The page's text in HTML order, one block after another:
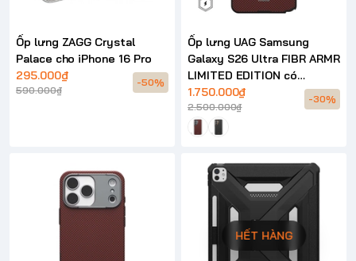
Ốp lưng ZAGG Crystal
Palace cho iPhone 16 Pro
295.000₫
590.000₫
-50%
Ốp lưng UAG Samsung
Galaxy S26 Ultra FIBR ARMR
LIMITED EDITION có
Magsafe
1.750.000₫
2.500.000₫
-30%
HẾT HÀNG